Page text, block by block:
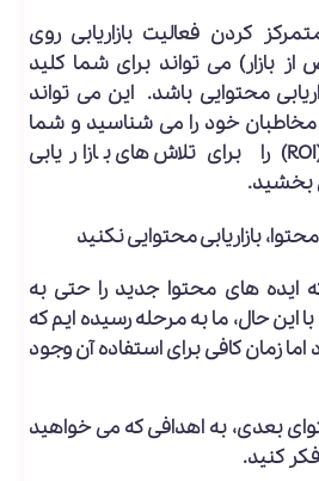
کردن فعالیت بازاریابی روی
می تواند برای شما کلید
محتوایی باشد. این می تواند
مخاطبان خود را می شناسید و شما
نرخ بازگشت سرمایه (ROI) را برای تلاش های بازاریابی
بخشید.
های محتوا جدید را حتی به
این حال، ما به مرحله رسیده ایم که
زمان کافی برای استفاده آن وجود
بعدی، به اهدافی که می خواهید
کنید.